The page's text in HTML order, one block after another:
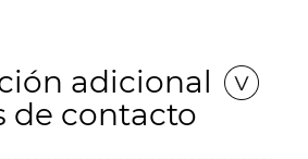
adicional
de contacto